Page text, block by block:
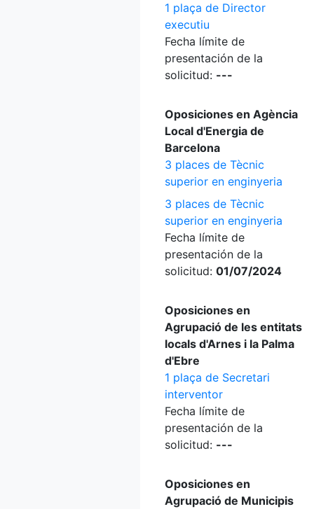
1 plaça de Director
executiu
Fecha límite de
presentación de la
solicitud: ---
Oposiciones en Agència
Local d'Energia de
Barcelona
3 places de Tècnic
superior en enginyeria
3 places de Tècnic
superior en enginyeria
Fecha límite de
presentación de la
solicitud: 01/07/2024
Oposiciones en
Agrupació de les entitats
locals d'Arnes i la Palma
d'Ebre
1 plaça de Secretari
interventor
Fecha límite de
presentación de la
solicitud: ---
Oposiciones en
Agrupació de Municipis